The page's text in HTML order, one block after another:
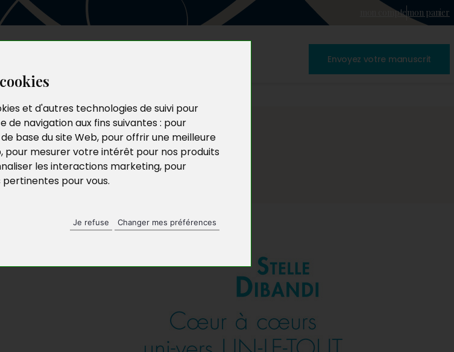
et d'autres technologies de suivi pour
navigation aux fins suivantes : pour
base du site Web, pour offrir une meilleure
, pour mesurer votre intérêt pour nos produits
les interactions marketing, pour
pour vous.
Je refuse Changer mes préférences
mon comptemon panier
Envoyez votre manuscrit